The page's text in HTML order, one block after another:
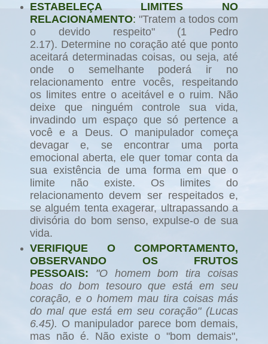
ESTABELEÇA LIMITES NO
RELACIONAMENTO: "Tratem a todos com
o devido respeito" (1 Pedro
2.17). Determine no coração até que ponto
aceitará determinadas coisas, ou seja, até
onde o semelhante poderá ir no
relacionamento entre vocês, respeitando
os limites entre o aceitável e o ruim. Não
deixe que ninguém controle sua vida,
invadindo um espaço que só pertence a
você e a Deus. O manipulador começa
devagar e, se encontrar uma porta
emocional aberta, ele quer tomar conta da
sua existência de uma forma em que o
limite não existe. Os limites do
relacionamento devem ser respeitados e,
se alguém tenta exagerar, ultrapassando a
divisória do bom senso, expulse-o de sua
vida.
VERIFIQUE O COMPORTAMENTO,
OBSERVANDO OS FRUTOS
PESSOAIS:
"O homem bom tira coisas
boas do bom tesouro que está em seu
coração, e o homem mau tira coisas más
do mal que está em seu coração" (Lucas
6.45). O manipulador parece bom demais,
mas não é. Não existe o "bom demais",